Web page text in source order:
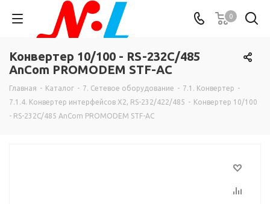
0
Конвертер 10/100 - RS-232C/485
AnCom PROMODEM STF-AC
Главная - Каталог - 7. Сетевое оборудование - 7.1. Конвертер -
7.1.4. Конвертер интерфейсов X2, RS-232/422/485 - Конвертер 10/100
- RS-232C/485 AnCom PROMODEM STF-AC